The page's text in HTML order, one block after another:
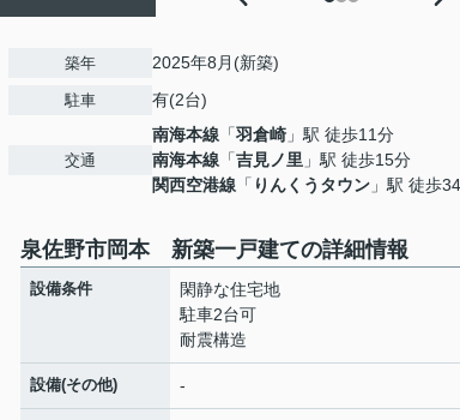
築年 2025年8月(新築)
駐車 有(2台)
交通
南海本線 「羽倉崎 」駅 徒歩11分
南海本線 「吉見ノ里 」駅 徒歩15分
関西空港線 「 りんくうタウン 」駅 徒歩
泉佐野市岡本 新築一戸建ての詳細情報
設備条件
閑静な住宅地
駐車2台可
耐震構造
設備(その他) -